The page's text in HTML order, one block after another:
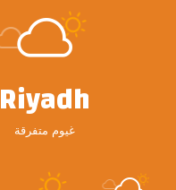
Riyadh
غيوم متفرقة